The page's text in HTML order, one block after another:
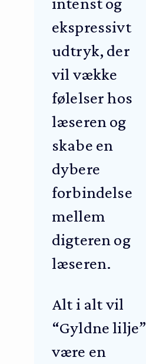
ekspressivt
udtryk, der
vil vække
følelser hos
læseren og
skabe en
dybere
forbindelse
mellem
digteren og
læseren.
Alt i alt vil
“Gyldne lilje”
være en